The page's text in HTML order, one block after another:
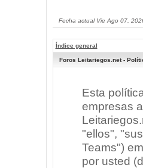
Fecha actual Vie Ago 07,
Índice general
Foros Leitariegos.net -
Esta
empresas
"ellos",
Teams")
por usted